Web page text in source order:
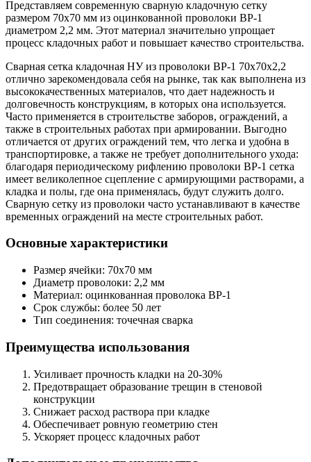
Представляем современную сварную кладочную сетку
размером 70х70 мм из оцинкованной проволоки ВР-1
диаметром 2,2 мм. Этот материал значительно упрощает
процесс кладочных работ и повышает качество строительства.
Сварная сетка кладочная НУ из проволоки ВР-1 70х70х2,2
отлично зарекомендовала себя на рынке, так как выполнена из
высококачественных материалов, что дает надежность и
долговечность конструкциям, в которых она используется.
Часто применяется в строительстве заборов, ограждений, а
также в строительных работах при армировании. Выгодно
отличается от других ограждений тем, что легка и удобна в
транспортировке, а также не требует дополнительного ухода:
благодаря периодическому рифлению проволоки ВР-1 сетка
имеет великолепное сцепление с армирующими растворами, а
кладка и полы, где она применялась, будут служить долго.
Сварную сетку из проволоки часто устанавливают в качестве
временных ограждений на месте строительных работ.
Основные характеристики
Размер ячейки: 70х70 мм
Диаметр проволоки: 2,2 мм
Материал: оцинкованная проволока ВР-1
Срок службы: более 50 лет
Тип соединения: точечная сварка
Преимущества использования
Усиливает прочность кладки на 20-30%
Предотвращает образование трещин в стеновой
конструкции
Снижает расход раствора при кладке
Обеспечивает ровную геометрию стен
Ускоряет процесс кладочных работ